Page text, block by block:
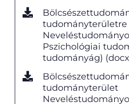
tudományterületre
Pszichológiai
tudományág)
tudományterület